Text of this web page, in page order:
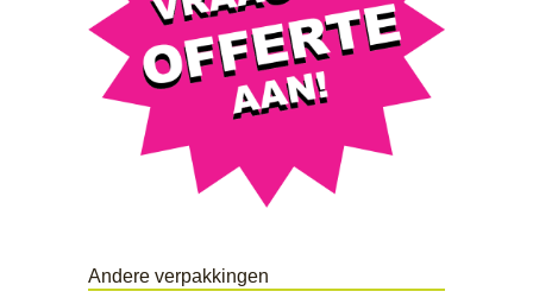
Andere verpakkingen